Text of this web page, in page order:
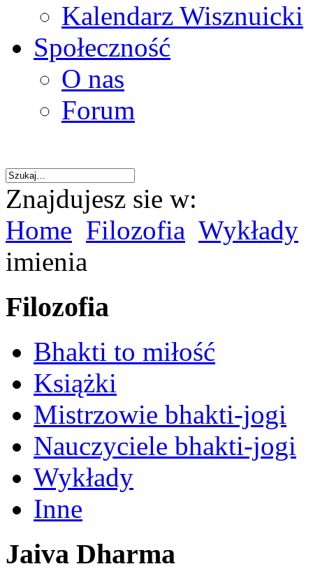
Kalendarz Wisznuicki
Społeczność
O nas
Forum
Znajdujesz sie w:
Home Filozofia Wykłady
imienia
Filozofia
Bhakti to miłość
Książki
Mistrzowie bhakti-jogi
Nauczyciele bhakti-jogi
Wykłady
Inne
Jaiva Dharma